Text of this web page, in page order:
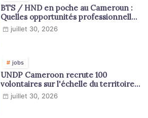
BTS / HND en poche au Cameroun :
Quelles opportunités professionnelles
s'offrent à vous ?
juillet 30, 2026
jobs
UNDP Cameroon recrute 100
volontaires sur l'échelle du territoire
national
juillet 30, 2026